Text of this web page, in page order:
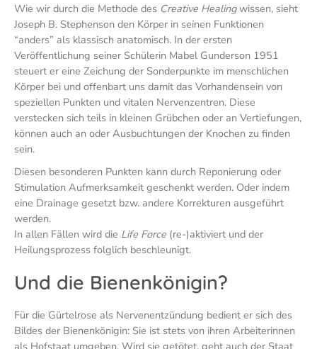
Wie wir durch die Methode des Creative Healingwissen, sieht
Joseph B. Stephenson den Körper in seinen Funktionen
“anders” als klassisch anatomisch. In der ersten
Veröffentlichung seiner Schülerin Mabel Gunderson 1951
steuert er eine Zeichung der Sonderpunkte im menschlichen
Körper bei und offenbart uns damit das Vorhandensein von
speziellen Punkten und vitalen Nervenzentren. Diese
verstecken sich teils in kleinen Grübchen oder an Vertiefungen,
können auch an oder Ausbuchtungen der Knochen zu finden
sein.
Diesen besonderen Punkten kann durch Reponierung oder
Stimulation Aufmerksamkeit geschenkt werden. Oder indem
eine Drainage gesetzt bzw. andere Korrekturen ausgeführt
werden.
In allen Fällen wird die Life Force (re-)aktiviert und der
Heilungsprozess folglich beschleunigt.
Und die Bienenkönigin?
Für die Gürtelrose als Nervenentzündung bedient er sich des
Bildes der Bienenkönigin: Sie ist stets von ihren Arbeiterinnen
als Hofstaat umgeben. Wird sie getötet, geht auch der Staat